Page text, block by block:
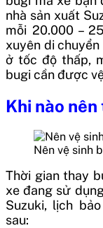
nhà sản xuất
mỗi 20.000 –
xuyên di
ở tốc độ thấp,
bugi cần được
Khi nào
Nên vệ sinh
Thời gian thay
xe đang sử
Suzuki, lịch
sau: